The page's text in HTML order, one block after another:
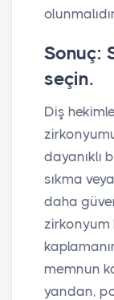
Sonuç:
seçin.
Diş
dayanıklı
sıkma
daha
zirkonyum
memnun
yandan,